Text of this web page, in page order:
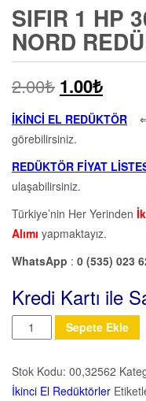
SIFIR 1 HP
NORD
2.00₺ 1.00₺
İKİNCİ EL REDÜKTÖR ⇐
görebilirsiniz.
REDÜKTÖR FİYAT
ulaşabilirsiniz.
Türkiye’nin Her Yerinden
Alımı yapmaktayız.
WhatsApp : 0 (535) 023
Kredi Kartı ile
Miktar Sepete Ekle
Stok Kodu: 00,32562
İkinci El Redüktörler